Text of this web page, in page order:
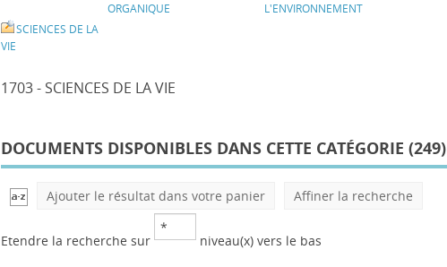
ORGANIQUE
L'ENVIRONNEMENT
SCIENCES DE LA
VIE
1703 - SCIENCES DE LA VIE
DOCUMENTS DISPONIBLES DANS CETTE CATÉGORIE (249)
Ajouter le résultat dans votre panier Affiner la recherche
Etendre la recherche sur niveau(x) vers le bas